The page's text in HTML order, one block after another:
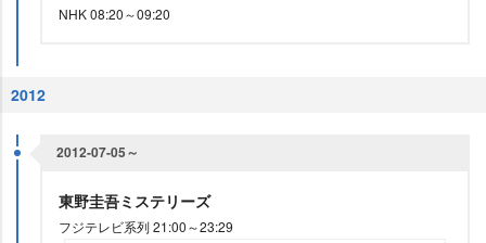
NHK 08:20～09:20
2012
2012-07-05～
東野圭吾ミステリーズ
フジテレビ系列 21:00～23:29